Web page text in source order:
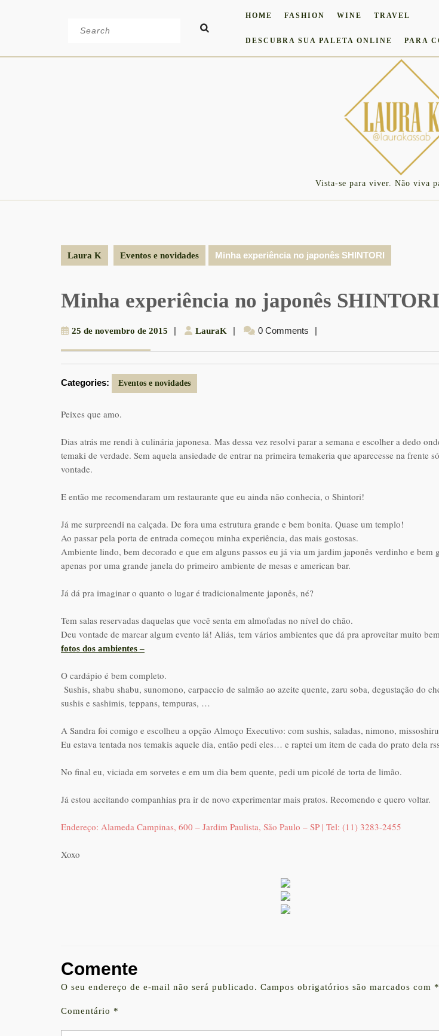
HOME FASHION WINE TRAVEL
DESCUBRA SUA PALETA ONLINE PARA
Vista-se para viver. Não viva
Laura K Eventos e novidades Minha experiência no japonês SHINTORI
Minha experiência no japonês SHINTORI
25 de novembro de 2015 25
2015
| LauraK LauraK
| 0 Comments |
Categories: Eventos e novidades
Peixes que amo.
Dias atrás me rendi à culinária japonesa. Mas dessa vez resolvi parar a semana e escolher a dedo
temaki de verdade. Sem aquela ansiedade de entrar na primeira temakeria que aparecesse na frente
vontade.
E então me recomendaram um restaurante que eu ainda não conhecia, o Shintori!
Já me surpreendi na calçada. De fora uma estrutura grande e bem bonita. Quase um templo!
Ao passar pela porta de entrada começou minha experiência, das mais gostosas.
Ambiente lindo, bem decorado e que em alguns passos eu já via um jardim japonês verdinho e bem
apenas por uma grande janela do primeiro ambiente de mesas e american bar.
Já dá pra imaginar o quanto o lugar é tradicionalmente japonês, né?
Tem salas reservadas daquelas que você senta em almofadas no nível do chão.
Deu vontade de marcar algum evento lá! Aliás, tem vários ambientes que dá pra aproveitar muito
fotos dos ambientes –
O cardápio é bem completo.
Sushis, shabu shabu, sunomono, carpaccio de salmão ao azeite quente, zaru soba, degustação do
sushis e sashimis, teppans, tempuras, …
A Sandra foi comigo e escolheu a opção Almoço Executivo: com sushis, saladas, nimono,
Eu estava tentada nos temakis aquele dia, então pedi eles… e raptei um item de cada do prato dela
No final eu, viciada em sorvetes e em um dia bem quente, pedi um picolé de torta de limão.
Já estou aceitando companhias pra ir de novo experimentar mais pratos. Recomendo e quero voltar.
Endereço: Alameda Campinas, 600 – Jardim Paulista, São Paulo – SP | Tel: (11) 3283-2455
Xoxo
Comente
O seu endereço de e-mail não será publicado. Campos obrigatórios são marcados com *
Comentário *